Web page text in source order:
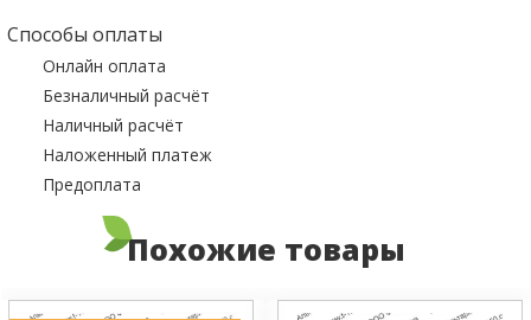
Способы оплаты
Онлайн оплата
Безналичный расчёт
Наличный расчёт
Наложенный платеж
Предоплата
Похожие товары